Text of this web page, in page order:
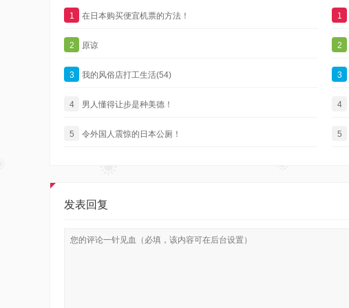
1 在日本购买便宜机票的方法！
2 原谅
3 我的风俗店打工生活(54)
4 男人懂得让步是种美德！
5 令外国人震惊的日本公厕！
1
2
3
4
5
发表回复